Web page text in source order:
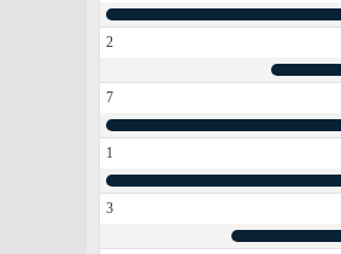
2
7
1
3